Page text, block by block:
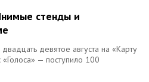
стенды и
девятое августа на «Карту
— поступило 100